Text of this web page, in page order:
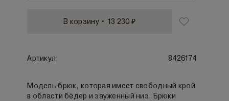
В корзину • 13 230 ₽
Артикул: 8426174
Модель брюк, которая имеет свободный крой
в области бёдер и зауженный низ. Брюки